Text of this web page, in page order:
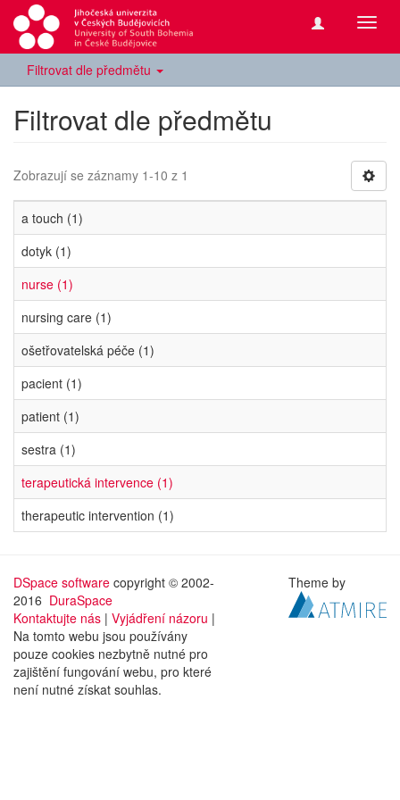
Filtrovat dle předmětu
Filtrovat dle předmětu
Zobrazují se záznamy 1-10 z 1
a touch (1)
dotyk (1)
nurse (1)
nursing care (1)
ošetřovatelská péče (1)
pacient (1)
patient (1)
sestra (1)
terapeutická intervence (1)
therapeutic intervention (1)
DSpace software copyright © 2002-
2016 DuraSpace
Kontaktujte nás | Vyjádření názoru |
Na tomto webu jsou používány
pouze cookies nezbytně nutné pro
zajištění fungování webu, pro které
není nutné získat souhlas.
Theme by